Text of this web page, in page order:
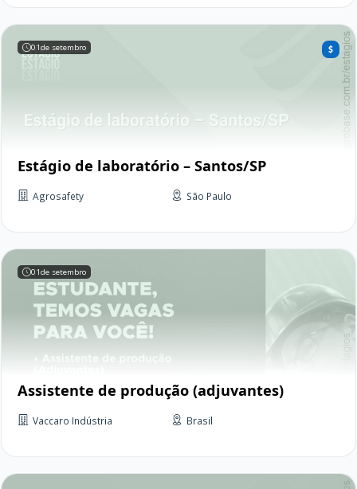
01de setembro
Estágio de laboratório – Santos/SP
Agrosafety São Paulo
01de setembro
Assistente de produção (adjuvantes)
Vaccaro Indústria Brasil